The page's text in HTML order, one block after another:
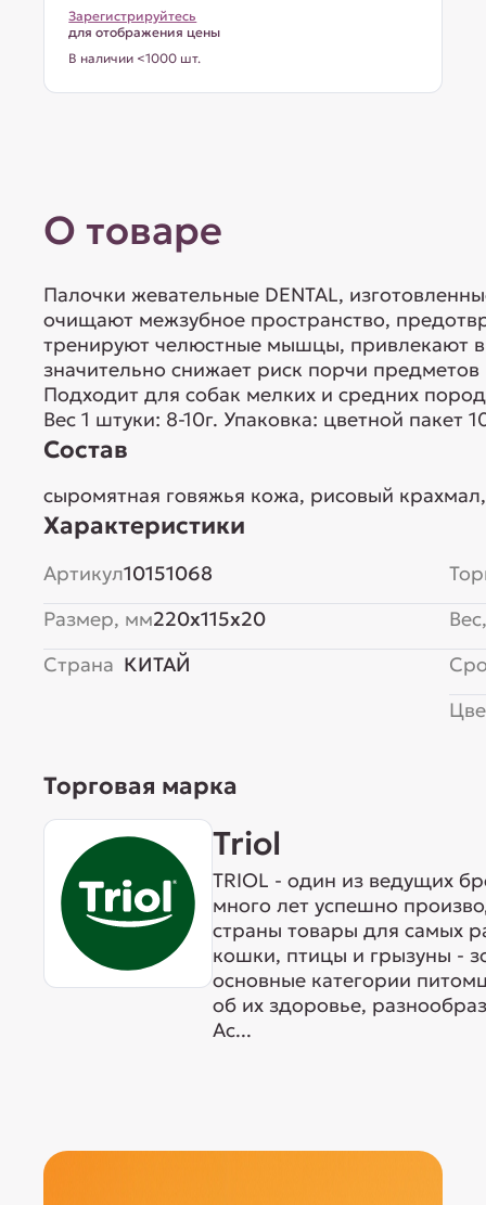
Зарегистрируйтесь
для отображения цены
В наличии <1000 шт.
О товаре
Палочки жевательные DENTAL,
очищают межзубное пространство,
тренируют челюстные мышцы, привлекают
значительно снижает риск порчи
Подходит для собак мелких и средних
Вес 1 штуки: 8-10г. Упаковка: цветной пакет
Состав
сыромятная говяжья кожа, рисовый
Характеристики
Артикул10151068
Размер, мм220x115x20
Страна КИТАЙ
Торговая марка
Triol
TRIOL - один из ведущих
много лет успешно
страны товары для самых
кошки, птицы и грызуны -
основные категории
об их здоровье,
Ас...